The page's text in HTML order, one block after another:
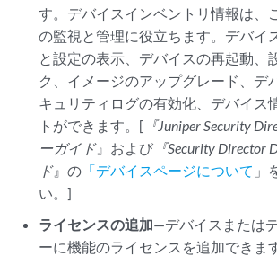
す。デバイスインベントリ情報は、
の監視と管理に役立ちます。デバイ
と設定の表示、デバイスの再起動、
ク、イメージのアップグレード、デ
キュリティログの有効化、デバイス
トができます。[ 『Juniper Security
ーガイド』および 『Security Director
ド』の 「デバイスページについて 」
い。]
ライセンスの追加—デバイスまたは
ーに機能のライセンスを追加できま